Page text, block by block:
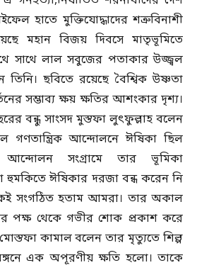
হাতে মুক্তিযোদ্ধাদের শত্রুবিনাশী
মহান বিজয় দিবসে মাতৃভূমিতে
সাথে লাল সবুজের পতাকার উজ্জ্বল
তিনি। ছবিতে রয়েছে বৈশ্বিক উষ্ণতা
সম্ভাব্য ক্ষয় ক্ষতির আশংকার দৃশ্য।
বন্ধু সাংসদ মুস্তফা লুৎফুল্লাহ বলেন
গণতান্ত্রিক আন্দোলনে ঈষিকা ছিল
আন্দোলন সংগ্রামে তার ভূমিকা
ঈষিকার দরজা বন্ধ করেন নি
সংগঠিত হতাম আমরা। তার অকাল
পক্ষ থেকে গভীর শোক প্রকাশ করে
কামাল বলেন তার মৃত্যুতে শিল্প
এক অপূরণীয় ক্ষতি হলো। তাকে